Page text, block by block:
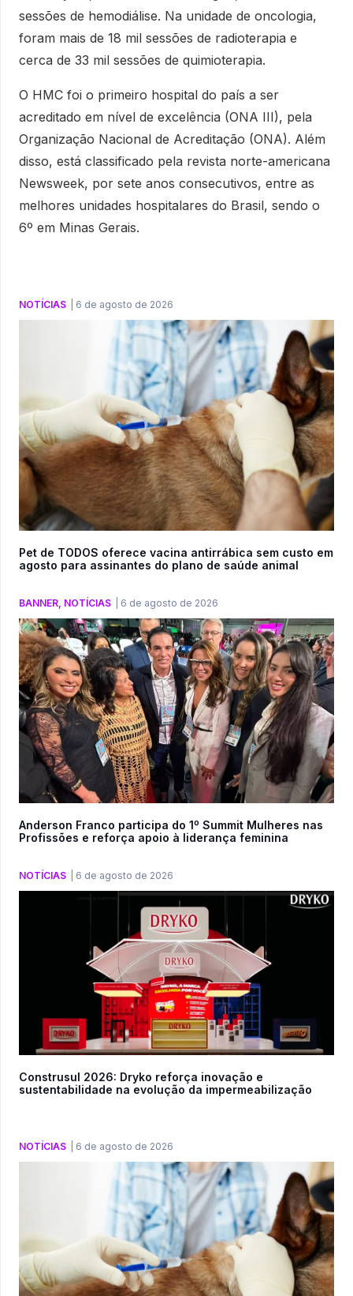
sessões de hemodiálise. Na unidade de oncologia,
foram mais de 18 mil sessões de radioterapia e
cerca de 33 mil sessões de quimioterapia.
O HMC foi o primeiro hospital do país a ser
acreditado em nível de excelência (ONA III), pela
Organização Nacional de Acreditação (ONA). Além
disso, está classificado pela revista norte-americana
Newsweek, por sete anos consecutivos, entre as
melhores unidades hospitalares do Brasil, sendo o
6º em Minas Gerais.
NOTÍCIAS 6 de agosto de 2026
Pet de TODOS oferece vacina antirrábica sem custo em
agosto para assinantes do plano de saúde animal
BANNER NOTÍCIAS 6 de agosto de 2026
Anderson Franco participa do 1º Summit Mulheres nas
Profissões e reforça apoio à liderança feminina
NOTÍCIAS 6 de agosto de 2026
Construsul 2026: Dryko reforça inovação e
sustentabilidade na evolução da impermeabilização
NOTÍCIAS 6 de agosto de 2026